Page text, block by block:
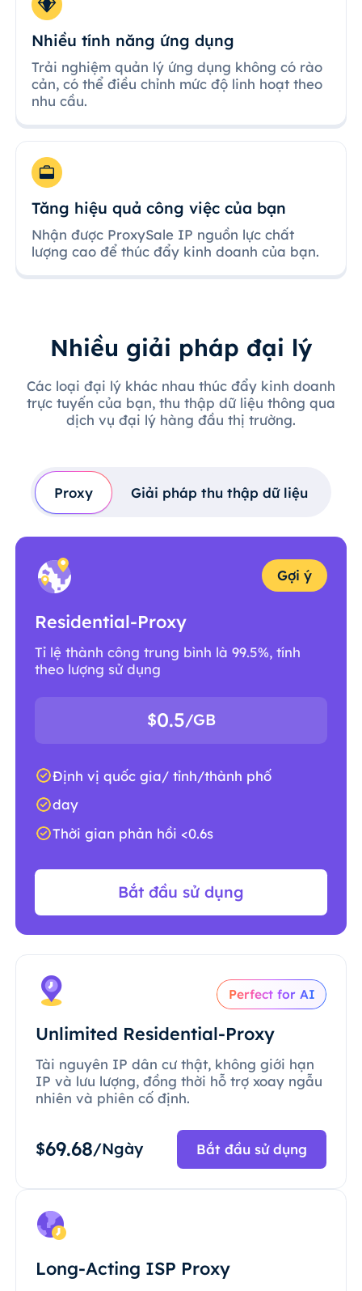
Nhiều tính năng ứng dụng
Trải nghiệm quản lý ứng dụng không có rào
cản, có thể điều chỉnh mức độ linh hoạt theo
nhu cầu.
Tăng hiệu quả công việc của bạn
Nhận được ProxySale IP nguồn lực chất
lượng cao để thúc đẩy kinh doanh của bạn.
Nhiều giải pháp đại lý
Các loại đại lý khác nhau thúc đẩy kinh doanh
trực tuyến của bạn, thu thập dữ liệu thông qua
dịch vụ đại lý hàng đầu thị trường.
Proxy Giải pháp thu thập dữ liệu
Gợi ý
Residential-Proxy
Tỉ lệ thành công trung bình là 99.5%, tính
theo lượng sử dụng
$0.5/GB
Định vị quốc gia/ tỉnh/thành phố
day
Thời gian phản hồi <0.6s
Bắt đầu sử dụng
Perfect for AI
Unlimited Residential-Proxy
Tài nguyên IP dân cư thật, không giới hạn
IP và lưu lượng, đồng thời hỗ trợ xoay ngẫu
nhiên và phiên cố định.
$69.68/Ngày Bắt đầu sử dụng
Long-Acting ISP Proxy